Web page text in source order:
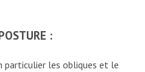
:
particulier les obliques et le